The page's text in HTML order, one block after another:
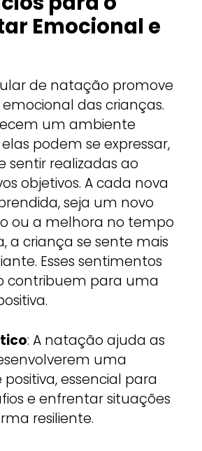
Emocional e
de natação promove
das crianças.
um ambiente
podem se expressar,
sentir realizadas ao
objetivos. A cada nova
seja um novo
ou a melhora no tempo
a criança se sente mais
Esses sentimentos
contribuem para uma
: A natação ajuda as
uma
essencial para
e enfrentar situações
resiliente.